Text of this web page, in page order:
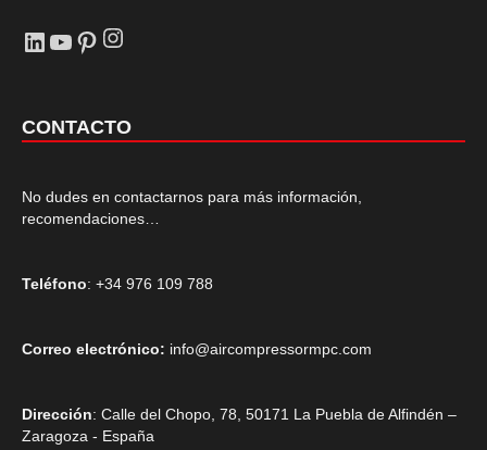
LinkedIn
YouTube
Pinterest
Instagram
CONTACTO
No dudes en contactarnos para más información,
recomendaciones…
Teléfono: +34 976 109 788
Correo electrónico: info@aircompressormpc.com
Dirección: Calle del Chopo, 78, 50171 La Puebla de Alfindén –
Zaragoza - España